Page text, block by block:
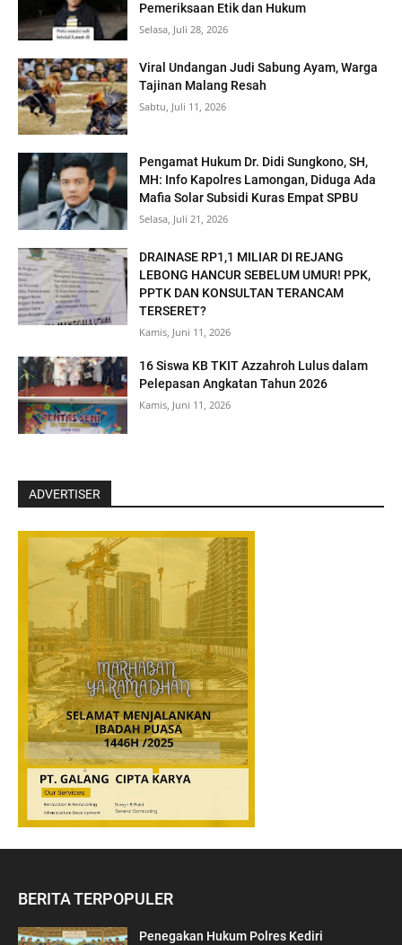
Pemeriksaan Etik dan Hukum
Selasa, Juli 28, 2026
Viral Undangan Judi Sabung Ayam, Warga
Tajinan Malang Resah
Sabtu, Juli 11, 2026
Pengamat Hukum Dr. Didi Sungkono, SH,
MH: Info Kapolres Lamongan, Diduga Ada
Mafia Solar Subsidi Kuras Empat SPBU
Selasa, Juli 21, 2026
DRAINASE RP1,1 MILIAR DI REJANG
LEBONG HANCUR SEBELUM UMUR! PPK,
PPTK DAN KONSULTAN TERANCAM
TERSERET?
Kamis, Juni 11, 2026
16 Siswa KB TKIT Azzahroh Lulus dalam
Pelepasan Angkatan Tahun 2026
Kamis, Juni 11, 2026
ADVERTISER
BERITA TERPOPULER
Penegakan Hukum Polres Kediri